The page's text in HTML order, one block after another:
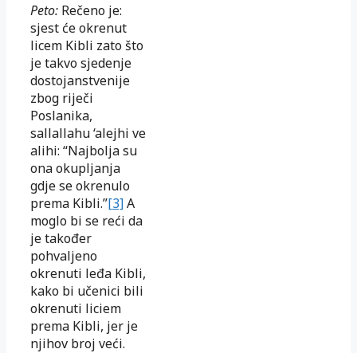
Peto: Rečeno je:
sjest će okrenut
licem Kibli zato što
je takvo sjedenje
dostojanstvenije
zbog riječi
Poslanika,
sallallahu ‘alejhi ve
alihi: “Najbolja su
ona okupljanja
gdje se okrenulo
prema Kibli.”[3]A
moglo bi se reći da
je također
pohvaljeno
okrenuti leđa Kibli,
kako bi učenici bili
okrenuti liciem
prema Kibli, jer je
njihov broj veći.